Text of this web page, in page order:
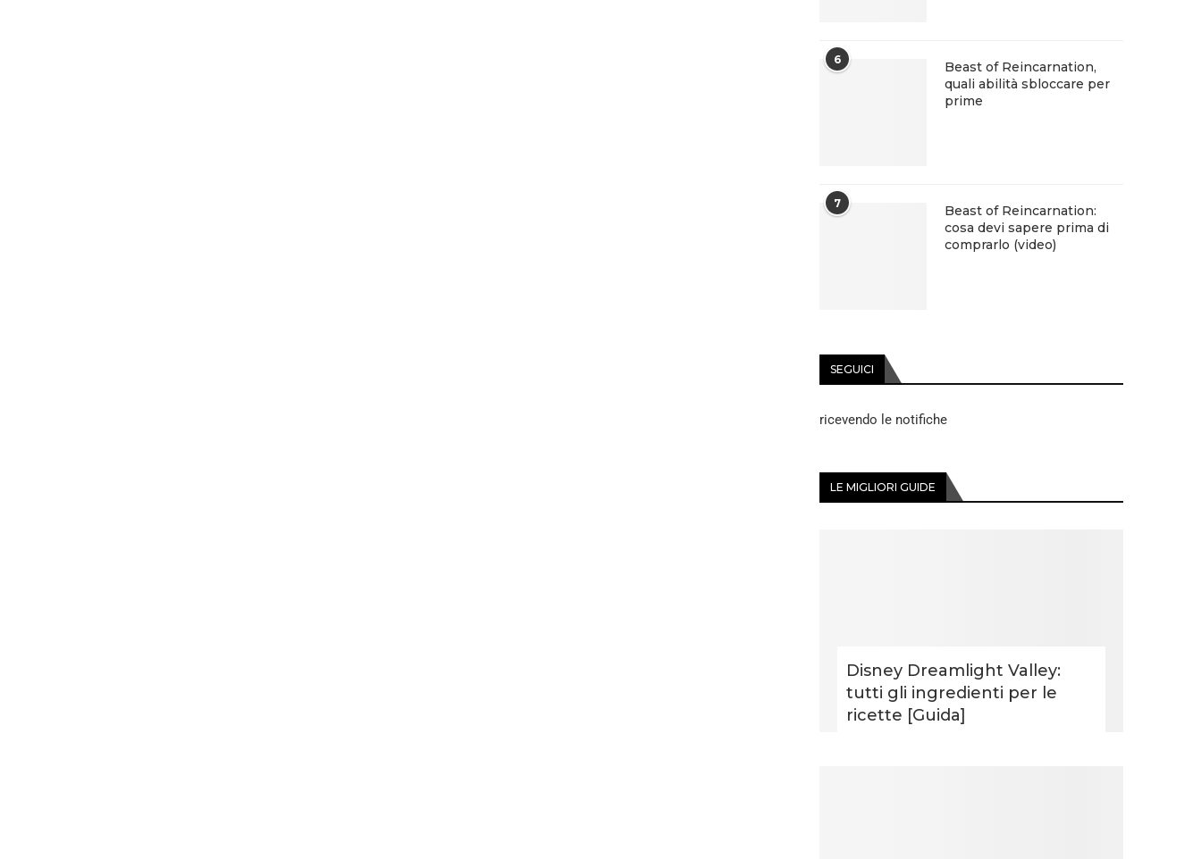
6
Beast of Reincarnation,
quali abilità sbloccare per
prime
7
Beast of Reincarnation:
cosa devi sapere prima di
comprarlo (video)
SEGUICI
ricevendo le notifiche
LE MIGLIORI GUIDE
Disney Dreamlight Valley:
tutti gli ingredienti per le
ricette [Guida]